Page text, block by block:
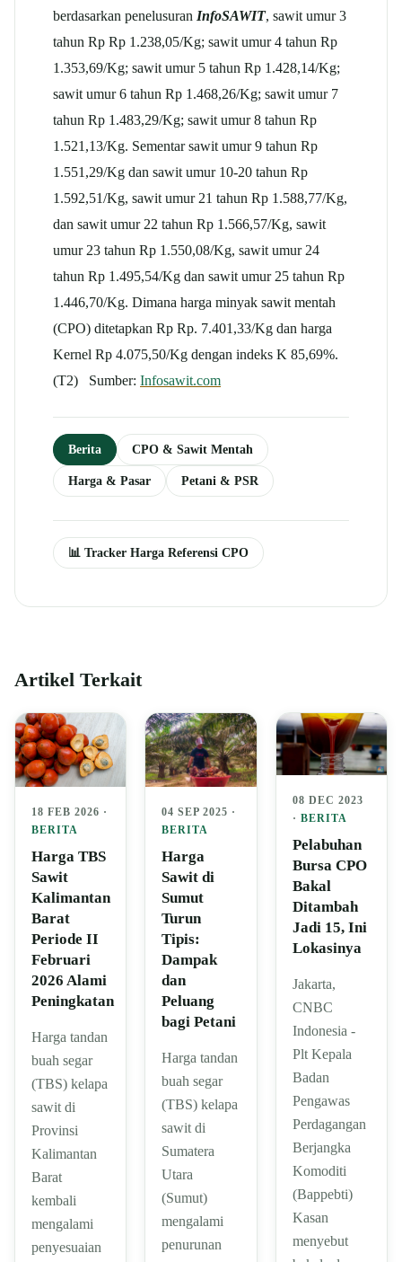
berdasarkan penelusuran InfoSAWIT, sawit umur 3
tahun Rp Rp 1.238,05/Kg; sawit umur 4 tahun Rp
1.353,69/Kg; sawit umur 5 tahun Rp 1.428,14/Kg;
sawit umur 6 tahun Rp 1.468,26/Kg; sawit umur 7
tahun Rp 1.483,29/Kg; sawit umur 8 tahun Rp
1.521,13/Kg. Sementar sawit umur 9 tahun Rp
1.551,29/Kg dan sawit umur 10-20 tahun Rp
1.592,51/Kg, sawit umur 21 tahun Rp 1.588,77/Kg,
dan sawit umur 22 tahun Rp 1.566,57/Kg, sawit
umur 23 tahun Rp 1.550,08/Kg, sawit umur 24
tahun Rp 1.495,54/Kg dan sawit umur 25 tahun Rp
1.446,70/Kg. Dimana harga minyak sawit mentah
(CPO) ditetapkan Rp Rp. 7.401,33/Kg dan harga
Kernel Rp 4.075,50/Kg dengan indeks K 85,69%.
(T2) Sumber: Infosawit.com
Berita CPO & Sawit Mentah
Harga & Pasar Petani & PSR
📊 Tracker Harga Referensi CPO
Artikel Terkait
18 FEB 2026 ·
BERITA
Harga TBS
Sawit
Kalimantan
Barat
Periode II
Februari
2026 Alami
Peningkatan
Harga tandan
buah segar
(TBS) kelapa
sawit di
Provinsi
Kalimantan
Barat
kembali
mengalami
penyesuaian
04 SEP 2025 ·
BERITA
Harga
Sawit di
Sumut
Turun
Tipis:
Dampak
dan
Peluang
bagi Petani
Harga tandan
buah segar
(TBS) kelapa
sawit di
Sumatera
Utara
(Sumut)
mengalami
penurunan
08 DEC 2023
· BERITA
Pelabuhan
Bursa CPO
Bakal
Ditambah
Jadi 15, Ini
Lokasinya
Jakarta,
CNBC
Indonesia -
Plt Kepala
Badan
Pengawas
Perdagangan
Berjangka
Komoditi
(Bappebti)
Kasan
menyebut